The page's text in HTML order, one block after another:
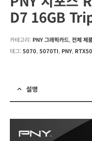
D7 16GB
카테고리: PNY 그래픽카드, 전체 제
태그:5070,5070TI, PNY,
설명